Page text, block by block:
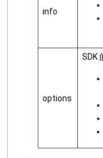
info
options
SDK